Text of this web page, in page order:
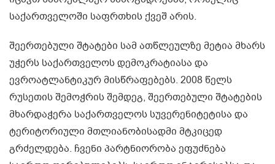
საქართველოში საფრთხის ქვეშ არის.
შეერთებული შტატები სამ ათწლეულზე მეტია მხარს
უჭერს საქართველოს დემოკრატიასა და
ევროატლანტიკურ მისწრაფებებს. 2008 წელს
რუსეთის შემოჭრის შემდეგ, შეერთებული შტატების
მხარდაჭერა საქართველოს სუვერენიტეტისა და
ტერიტორიული მთლიანობისადმი მტკიცედ
გრძელდება. ჩვენი პარტნიორობა ეფუძნება